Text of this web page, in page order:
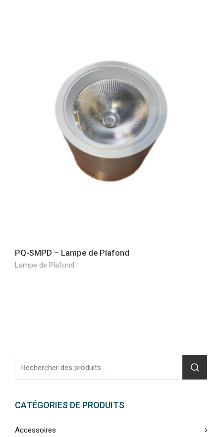
PQ-SMPD – Lampe de Plafond
Lampe de Plafond
CATÉGORIES DE PRODUITS
Accessoires